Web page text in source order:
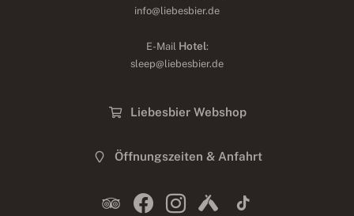
info@liebesbier.de
E-Mail Hotel:
sleep@liebesbier.de
Liebesbier Webshop
Öffnungszeiten & Anfahrt